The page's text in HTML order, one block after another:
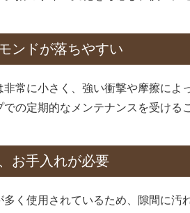
ンドが落ちやすい
非常に小さく、強い衝撃や摩擦によ
の定期的なメンテナンスを受ける
お手入れが必要
多く使用されているため、隙間に